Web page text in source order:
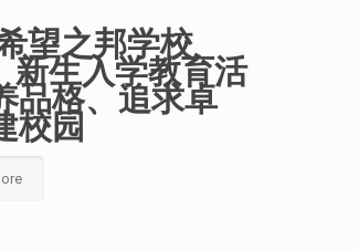
望之邦学校
新生入学教育活
品格、追求卓
校园